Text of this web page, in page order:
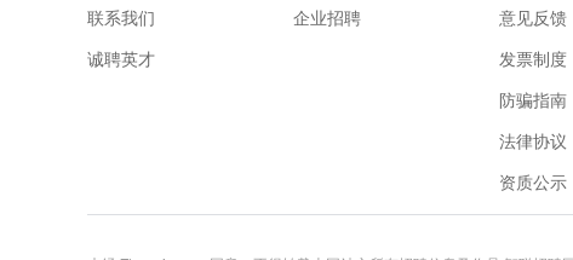
联系我们
诚聘英才
企业招聘
意见反馈
发票制度
防骗指南
法律协议
资质公示